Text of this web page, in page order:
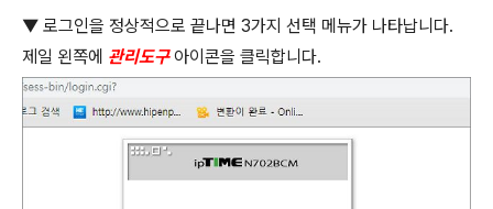
▼ 로그인을 정상적으로 끝나면 3가지 선택 메뉴가 나타납니다.
제일 왼쪽에 관리도구아이콘을 클릭합니다.